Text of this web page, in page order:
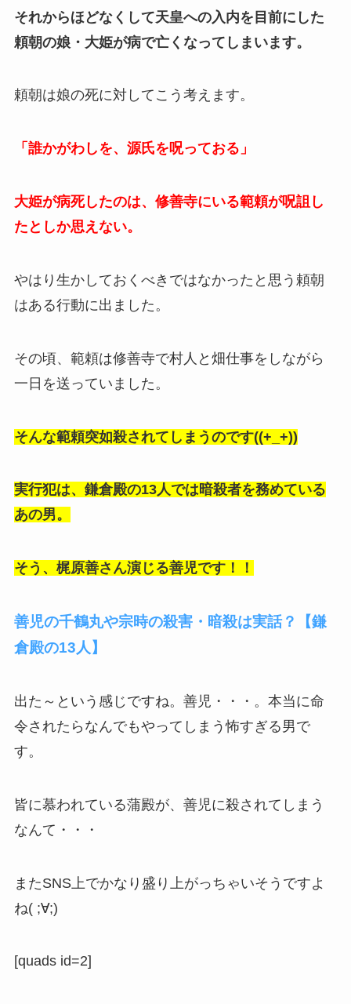
それからほどなくして天皇への入内を目前にした
頼朝の娘・大姫が病で亡くなってしまいます。
頼朝は娘の死に対してこう考えます。
「誰かがわしを、源氏を呪っておる」
大姫が病死したのは、修善寺にいる範頼が呪詛し
たとしか思えない。
やはり生かしておくべきではなかったと思う頼朝
はある行動に出ました。
その頃、範頼は修善寺で村人と畑仕事をしながら
一日を送っていました。
そんな範頼突如殺されてしまうのです((+_+))
実行犯は、鎌倉殿の13人では暗殺者を務めている
あの男。
そう、梶原善さん演じる善児です！！
善児の千鶴丸や宗時の殺害・暗殺は実話？【鎌
倉殿の13人】
出た～という感じですね。善児・・・。本当に命
令されたらなんでもやってしまう怖すぎる男で
す。
皆に慕われている蒲殿が、善児に殺されてしまう
なんて・・・
またSNS上でかなり盛り上がっちゃいそうですよ
ね( ;∀;)
[quads id=2]